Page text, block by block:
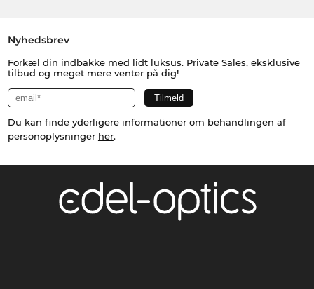
Nyhedsbrev
Forkæl din indbakke med lidt luksus. Private Sales, eksklusive
tilbud og meget mere venter på dig!
Du kan finde yderligere informationer om behandlingen af
personoplysninger her.